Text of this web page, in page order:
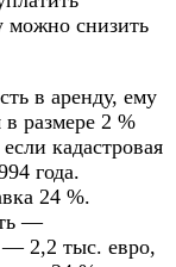
можно снизить
в аренду, ему
в размере 2 %
кадастровая
года.
24 %.
—
— 2,2 тыс. евро,